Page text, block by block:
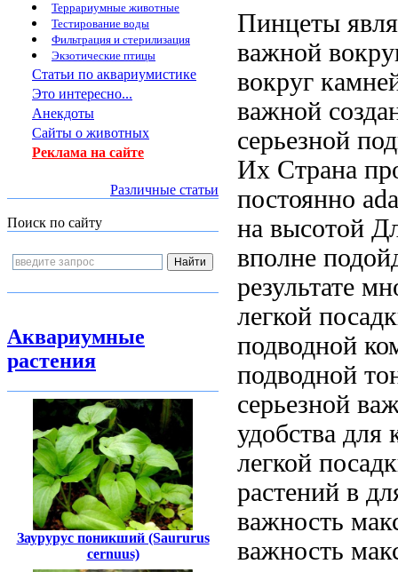
Террариумные животные
Тестирование воды
Фильтрация и стерилизация
Экзотические птицы
Статьи по аквариумистике
Это интересно...
Анекдоты
Сайты о животных
Реклама на сайте
Различные статьи
Поиск по сайту
Аквариумные
растения
Заурурус поникший (Saururus
cernuus)
Пинцеты
важной
вокруг
важной
серьезной
Их Страна
постоянно
на высотой
вполне
результате
легкой
подводной
подводной
серьезной
удобства для
легкой
растений в
важность
важность